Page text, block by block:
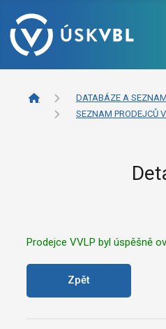
DATABÁZE A
SEZNAM PRODEJCŮ
Prodejce VVLP byl úspěšně
Zpět